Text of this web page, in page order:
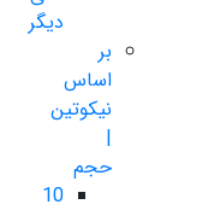
دیگر
بر
اساس
نیکوتین
|
حجم
10